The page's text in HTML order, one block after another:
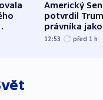
Americký
potvrdil
právníka jako
ministra
12:53 před 1 h